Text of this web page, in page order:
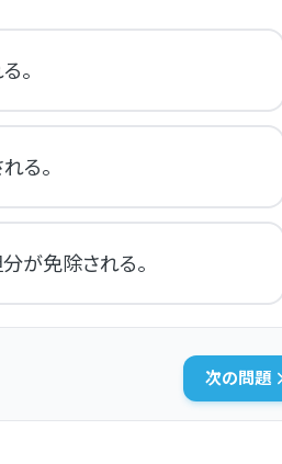
。
る。
が免除される。
次の問題